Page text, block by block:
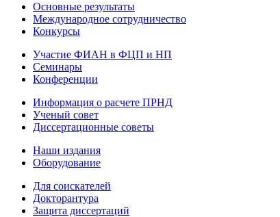
Основные результаты
Международное сотрудничество
Конкурсы
Участие ФИАН в ФЦП и НП
Семинары
Конференции
Информация о расчете ПРНД
Ученый совет
Диссертационные советы
Наши издания
Оборудование
Для соискателей
Докторантура
Защита диссертаций